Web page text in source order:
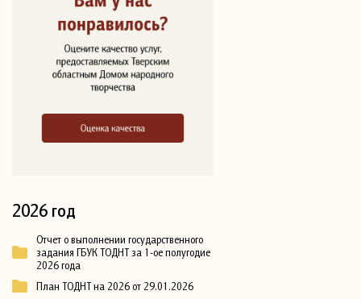
2026 год
Отчет о выполнении государственного
задания ГБУК ТОДНТ за 1-ое полугодие
2026 года
План ТОДНТ на 2026 от 29.01.2026